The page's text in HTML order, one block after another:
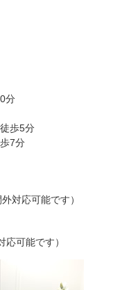
分
歩5分
7分
対応可能です）
可能です）